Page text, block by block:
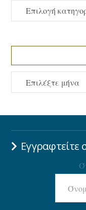
ΚΑΤΗΓΟΡΙΕΣ
ΑΡΧΕΙΟ
Εγγραφτείτε